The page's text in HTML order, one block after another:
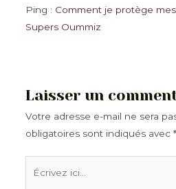
Ping : Comment je protège
Supers Oummiz
Laisser un
Votre adresse e-mail ne sera
obligatoires sont indiqués avec *